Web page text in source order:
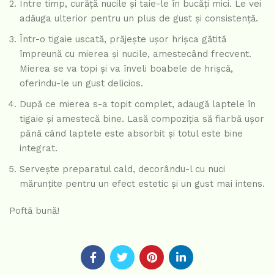
Între timp, curăță nucile și taie-le în bucăți mici. Le vei
adăuga ulterior pentru un plus de gust și consistență.
Într-o tigaie uscată, prăjește ușor hrișca gătită
împreună cu mierea și nucile, amestecând frecvent.
Mierea se va topi și va înveli boabele de hrișcă,
oferindu-le un gust delicios.
După ce mierea s-a topit complet, adaugă laptele în
tigaie și amestecă bine. Lasă compoziția să fiarbă ușor
până când laptele este absorbit și totul este bine
integrat.
Servește preparatul cald, decorându-l cu nuci
mărunțite pentru un efect estetic și un gust mai intens.
Poftă bună!